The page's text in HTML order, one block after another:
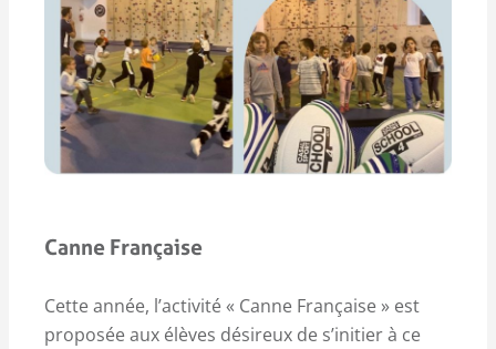
Canne Française
Cette année, l’activité « Canne Française » est
proposée aux élèves désireux de s’initier à ce